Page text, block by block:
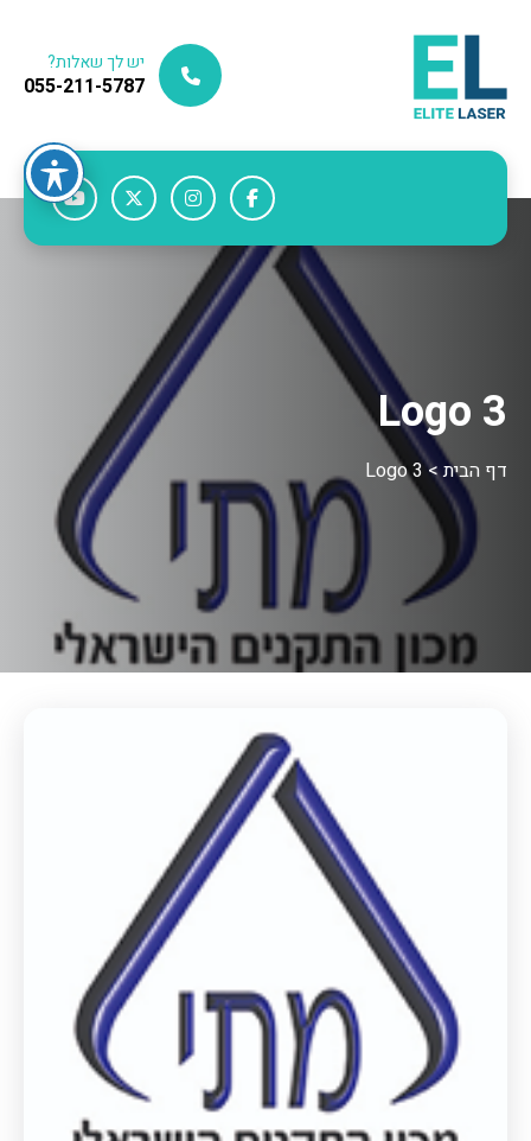
יש לך שאלות?
055-211-5787
Logo 3
דף הבית>
Logo 3